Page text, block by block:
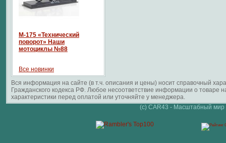
М-175 «Технический
поворот» Наши
мотоциклы №88
Все новинки
Вся информация на сайте (в т.ч. описания и цены) носит справочный
Гражданского кодекса РФ. Любое несоответствие информации о
характеристики перед оплатой или уточняйте у менеджера.
(c) CAR43 - Масштабный мир